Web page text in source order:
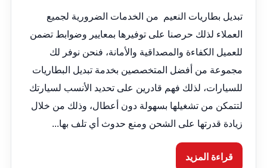
تبديل بطاريات النعيم من الخدمات الضرورية لجميع
العملاء لذلك حرصنا على توفيرها بمعايير وضوابط تضمن
للعميل الكفاءة والمصداقية والأمانة، فنحن نوفر لك
مجموعة من أفضل المتخصصين بخدمة تبديل البطاريات
للسيارات، لذلك فهم قادرين على تحديد الأنسب لسيارتك
لتتمكن من تشغيلها بسهولة دون أعطال، وذلك من خلال
زيادة قدرتها على الشحن ومنع حدوث أي تلف بها...
قراءة المزيد